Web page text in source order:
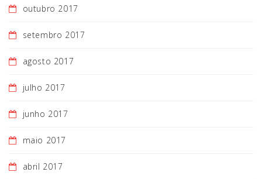
outubro 2017
setembro 2017
agosto 2017
julho 2017
junho 2017
maio 2017
abril 2017